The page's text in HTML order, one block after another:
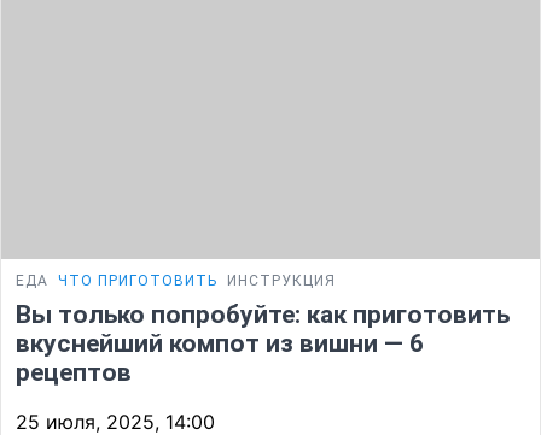
ЕДА ЧТО ПРИГОТОВИТЬ ИНСТРУКЦИЯ
Вы только попробуйте: как приготовить
вкуснейший компот из вишни — 6
рецептов
25 июля, 2025, 14:00